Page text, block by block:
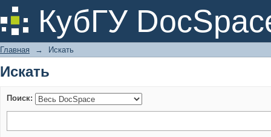
КубГУ
Искать
Главная → Искать
Искать
Поиск: